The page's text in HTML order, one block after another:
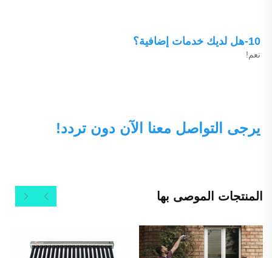
10-هل لديك خدمات إضافية؟
نعم!
يرجى التواصل معنا الآن دون تردد!
المنتجات الموصى بها